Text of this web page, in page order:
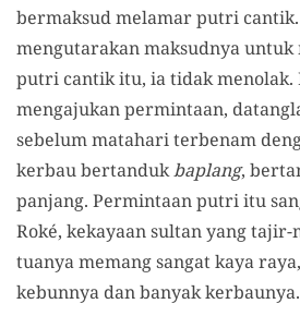
bermaksud melamar putri cantik.
mengutarakan maksudnya untuk
putri cantik itu, ia tidak
mengajukan permintaan,
sebelum matahari terbenam
kerbau bertandukbaplang,
panjang. Permintaan putri itu
Roké, kekayaan sultan yang
tuanya memang sangat kaya
kebunnya dan banyak kerbaunya.